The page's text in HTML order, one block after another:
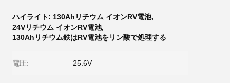
ハイライト: 130Ahリチウム イオンRV電池,
24Vリチウム イオンRV電池,
130Ahリチウム鉄はRV電池をリン酸で処理する
電圧: 25.6V